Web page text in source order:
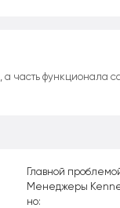
, а часть функционала
Главной
Менеджеры
но: